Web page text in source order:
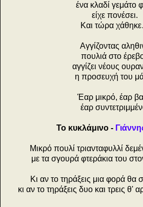
ένα κλαδί γεμάτο
είχε πονέσει.
Και τώρα
Αγγίζοντας
πουλιά στο
αγγίζει νέους
η προσευχή του
Έαρ μικρό, έαρ
έαρ
Το κυκλάμινο -
Μικρό πουλί τριανταφυλλί
με τα σγουρά φτεράκια του
Κι αν το τηράξεις μια φορά θα
κι αν το τηράξεις δυο και τρεις θ'